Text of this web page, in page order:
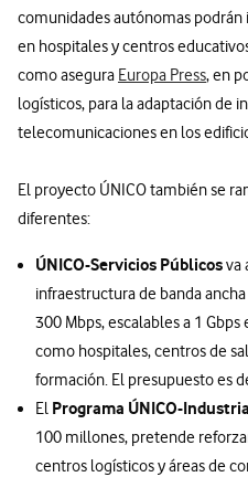
comunidades autónomas
en hospitales y centros
como asegura Europa Press, en
logísticos, para la adaptación de
telecomunicaciones en los
El proyecto ÚNICO también se
diferentes:
ÚNICO-Servicios Públicosva
infraestructura de banda
300 Mbps, escalables a 1
como hospitales, centros de
formación. El presupuesto es
El Programa ÚNICO-
100 millones, pretende
centros logísticos y áreas de